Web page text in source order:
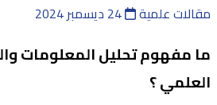
مقالات علمية
ما مفهوم تحليل المعلومات
العلمي ؟